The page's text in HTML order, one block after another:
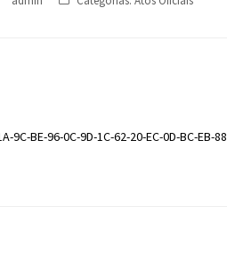
9C-BE-96-0C-9D-1C-62-20-EC-0D-BC-EB-88